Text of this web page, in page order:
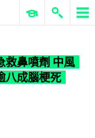
ERP 與商業 AI
救鼻噴劑 中風
八成腦梗死